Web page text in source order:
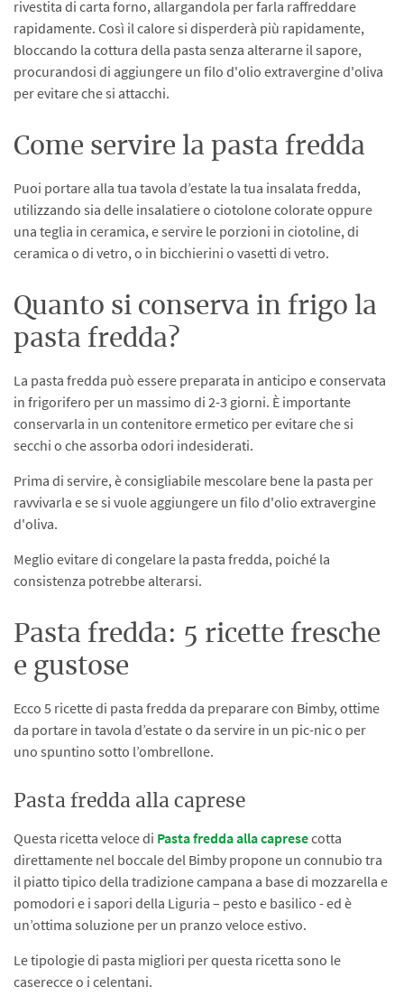
rivestita di carta forno, allargandola per farla raffreddare
rapidamente. Così il calore si disperderà più rapidamente,
bloccando la cottura della pasta senza alterarne il sapore,
procurandosi di aggiungere un filo d'olio extravergine d'oliva
per evitare che si attacchi.
Come servire la pasta fredda
Puoi portare alla tua tavola d’estate la tua insalata fredda,
utilizzando sia delle insalatiere o ciotolone colorate oppure
una teglia in ceramica, e servire le porzioni in ciotoline, di
ceramica o di vetro, o in bicchierini o vasetti di vetro.
Quanto si conserva in frigo la
pasta fredda?
La pasta fredda può essere preparata in anticipo e conservata
in frigorifero per un massimo di 2-3 giorni. È importante
conservarla in un contenitore ermetico per evitare che si
secchi o che assorba odori indesiderati.
Prima di servire, è consigliabile mescolare bene la pasta per
ravvivarla e se si vuole aggiungere un filo d'olio extravergine
d'oliva.
Meglio evitare di congelare la pasta fredda, poiché la
consistenza potrebbe alterarsi.
Pasta fredda: 5 ricette fresche
e gustose
Ecco 5 ricette di pasta fredda da preparare con Bimby, ottime
da portare in tavola d’estate o da servire in un pic-nic o per
uno spuntino sotto l’ombrellone.
Pasta fredda alla caprese
Questa ricetta veloce di Pasta fredda alla capresecotta
direttamente nel boccale del Bimby propone un connubio tra
il piatto tipico della tradizione campana a base di mozzarella e
pomodori e i sapori della Liguria – pesto e basilico - ed è
un’ottima soluzione per un pranzo veloce estivo.
Le tipologie di pasta migliori per questa ricetta sono le
caserecce o i celentani.